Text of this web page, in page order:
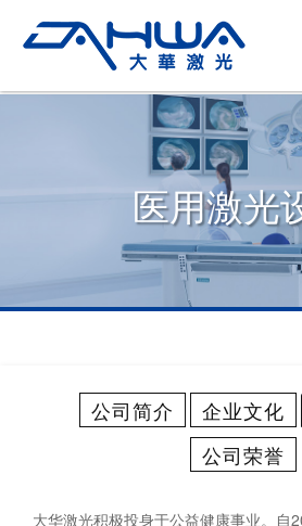
医用激光
公司简介 企业文化
公司荣誉
大华激光积极投身于公益健康事业。自